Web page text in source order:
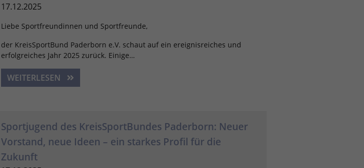
17.12.2025
Liebe Sportfreundinnen und Sportfreunde,
der KreisSportBund Paderborn e.V. schaut auf ein ereignisreiches und
erfolgreiches Jahr 2025 zurück. Einige…
WEITERLESEN
Sportjugend des KreisSportBundes Paderborn: Neuer
Vorstand, neue Ideen – ein starkes Profil für die
Zukunft